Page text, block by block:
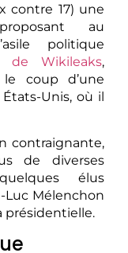
contre 17) une
au
politique
de Wikileaks,
coup d’une
Unis, où il
contraignante,
de diverses
élus
Luc Mélenchon
présidentielle.